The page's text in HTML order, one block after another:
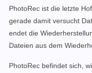
PhotoRec ist die letzte
gerade damit versucht
endet die
Dateien aus dem
PhotoRec befindet sich,